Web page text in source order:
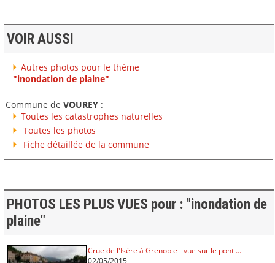
VOIR AUSSI
Autres photos pour le thème
"inondation de plaine"
Commune de VOUREY:
Toutes les catastrophes naturelles
Toutes les photos
Fiche détaillée de la commune
PHOTOS LES PLUS VUES pour : "inondation de
plaine"
Crue de l'Isère à Grenoble - vue sur le pont ...